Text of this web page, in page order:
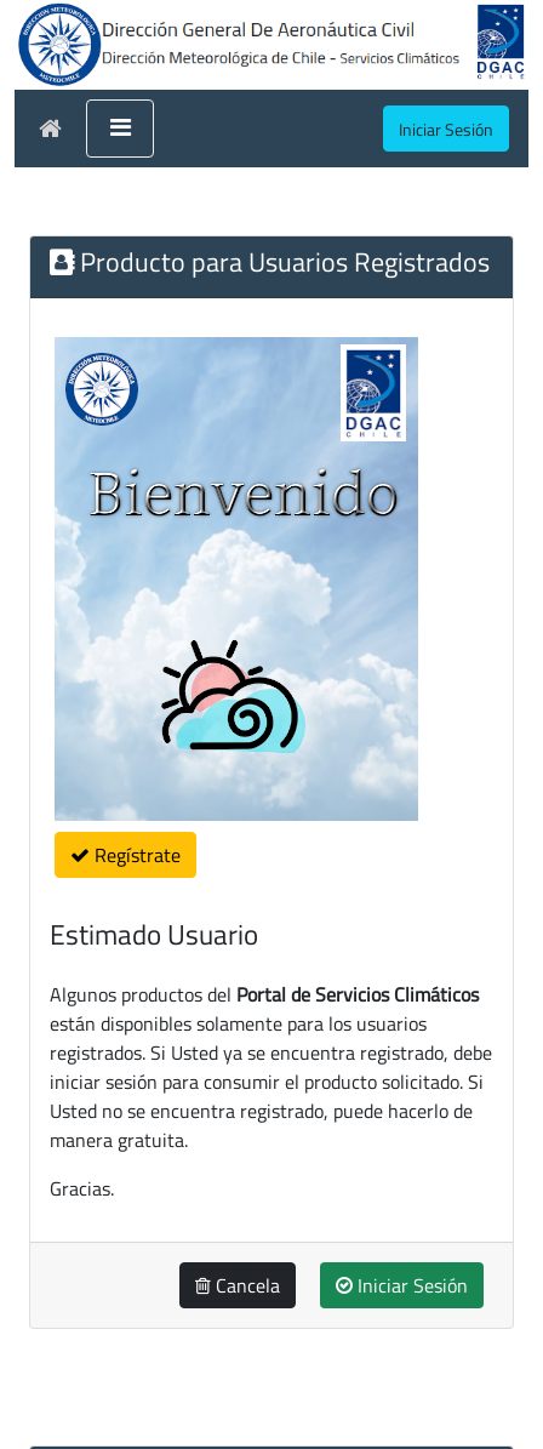
Iniciar Sesión
Producto para Usuarios Registrados
Regístrate
Estimado Usuario
Algunos productos del Portal de Servicios Climáticos
están disponibles solamente para los usuarios
registrados. Si Usted ya se encuentra registrado, debe
iniciar sesión para consumir el producto solicitado. Si
Usted no se encuentra registrado, puede hacerlo de
manera gratuita.
Gracias.
Cancela Iniciar Sesión